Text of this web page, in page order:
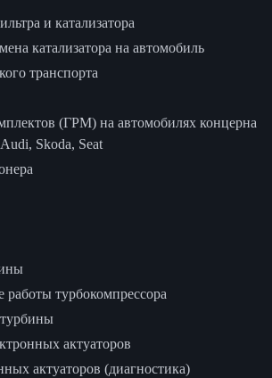
и катализатора
катализатора на автомобиль
транспорта
(ГРМ) на автомобилях концерна
Skoda, Seat
турбокомпрессора
актуаторов
актуаторов (диагностика)